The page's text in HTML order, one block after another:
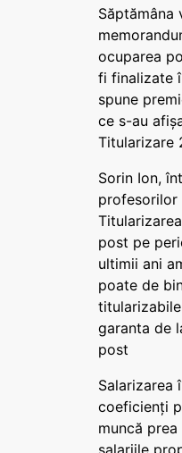
Săptămâna
ocuparea
fi finalizate
spune
ce s-au
Titularizare
Sorin Ion,
profesorilor
post pe
ultimii ani
poate de
garanta de
post
Salarizarea
coeficienți
muncă
salariile